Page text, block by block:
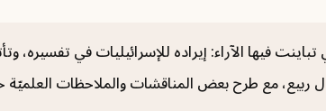
فيها الآراء: إيراده للإسرائيليات في
ربيع، مع طرح بعض المناقشات والملاحظات